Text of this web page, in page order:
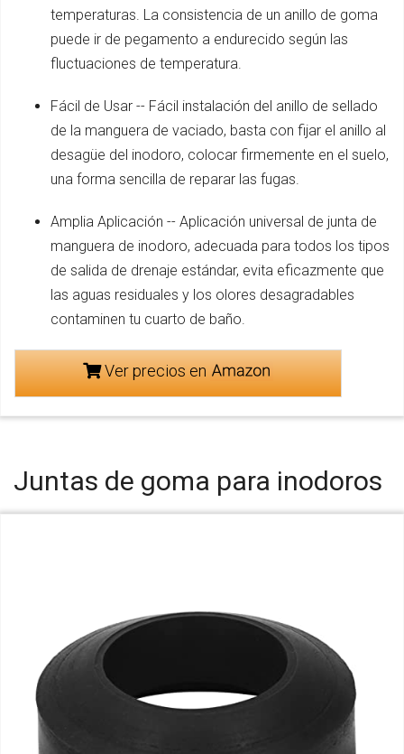
temperaturas. La consistencia de un anillo de goma
puede ir de pegamento a endurecido según las
fluctuaciones de temperatura.
Fácil de Usar -- Fácil instalación del anillo de sellado
de la manguera de vaciado, basta con fijar el anillo al
desagüe del inodoro, colocar firmemente en el suelo,
una forma sencilla de reparar las fugas.
Amplia Aplicación -- Aplicación universal de junta de
manguera de inodoro, adecuada para todos los tipos
de salida de drenaje estándar, evita eficazmente que
las aguas residuales y los olores desagradables
contaminen tu cuarto de baño.
Ver precios en
Juntas de goma para inodoros